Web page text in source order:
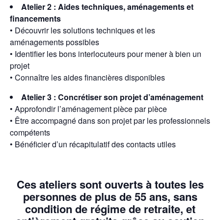
Atelier 2 : Aides techniques, aménagements et
financements
• Découvrir les solutions techniques et les
aménagements possibles
• Identifier les bons interlocuteurs pour mener à bien un
projet
• Connaître les aides financières disponibles
Atelier 3 : Concrétiser son projet d’aménagement
• Approfondir l’aménagement pièce par pièce
• Être accompagné dans son projet par les professionnels
compétents
• Bénéficier d’un récapitulatif des contacts utiles
Ces ateliers sontouverts à toutes les
personnes de plus de 55 ans, sans
condition de régime de retraite, et